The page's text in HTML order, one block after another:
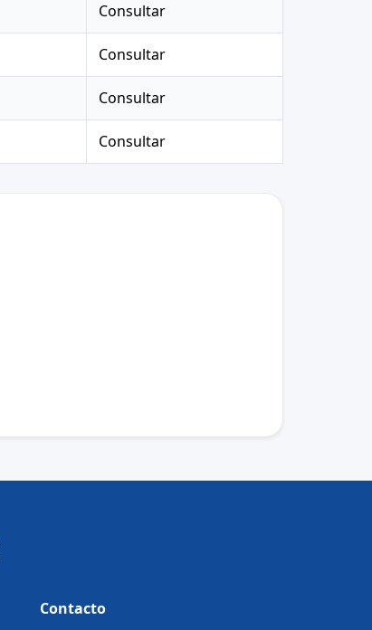
Consultar
Consultar
Consultar
Consultar
Contacto